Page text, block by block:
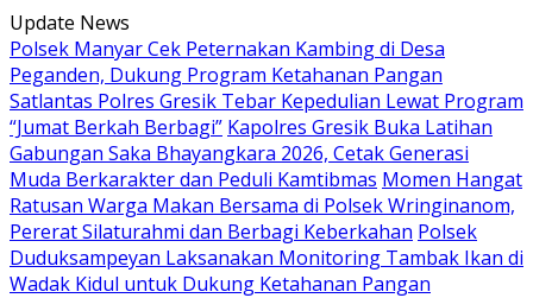
Langsung
ke
konten
Update News
Polsek Manyar Cek Peternakan Kambing di Desa
Peganden, Dukung Program Ketahanan Pangan
Satlantas Polres Gresik Tebar Kepedulian Lewat Program
“Jumat Berkah Berbagi” Kapolres Gresik Buka Latihan
Gabungan Saka Bhayangkara 2026, Cetak Generasi
Muda Berkarakter dan Peduli Kamtibmas Momen Hangat
Ratusan Warga Makan Bersama di Polsek Wringinanom,
Pererat Silaturahmi dan Berbagi Keberkahan Polsek
Duduksampeyan Laksanakan Monitoring Tambak Ikan di
Wadak Kidul untuk Dukung Ketahanan Pangan